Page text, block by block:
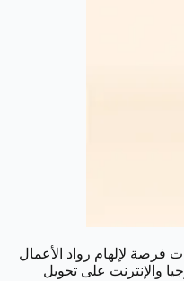
فرصة لإلهام رواد الأعمال
والإنترنت على تحويل